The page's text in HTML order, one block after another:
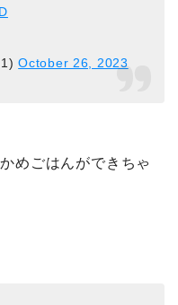
October 26, 2023
めごはんができちゃ